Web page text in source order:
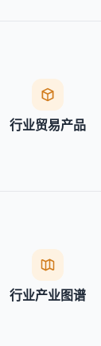
行业贸易产品
行业产业图谱